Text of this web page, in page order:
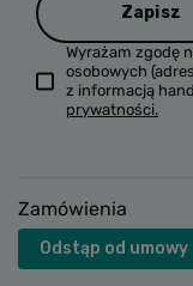
Zapisz
Wyrażam zgodę
osobowych
z informacją
prywatności.
Zamówienia
Odstąp od umowy